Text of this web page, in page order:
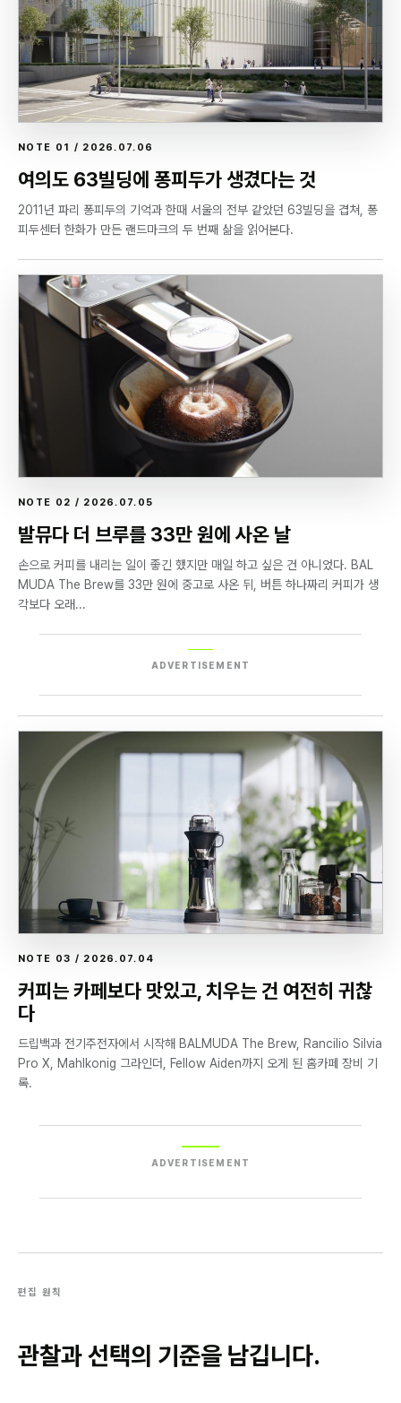
NOTE 01 / 2026.07.06
여의도 63빌딩에 퐁피두가 생겼다는 것
2011년 파리 퐁피두의 기억과 한때 서울의 전부 같았던 63빌딩을 겹쳐, 퐁
피두센터 한화가 만든 랜드마크의 두 번째 삶을 읽어본다.
NOTE 02 / 2026.07.05
발뮤다 더 브루를 33만 원에 사온 날
손으로 커피를 내리는 일이 좋긴 했지만 매일 하고 싶은 건 아니었다. BAL
MUDA The Brew를 33만 원에 중고로 사온 뒤, 버튼 하나짜리 커피가 생
각보다 오래...
ADVERTISEMENT
NOTE 03 / 2026.07.04
커피는 카페보다 맛있고, 치우는 건 여전히 귀찮
다
드립백과 전기주전자에서 시작해 BALMUDA The Brew, Rancilio Silvia
Pro X, Mahlkonig 그라인더, Fellow Aiden까지 오게 된 홈카페 장비 기
록.
ADVERTISEMENT
편집 원칙
관찰과 선택의 기준을 남깁니다.